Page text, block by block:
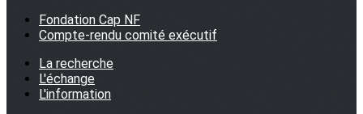
Fondation Cap NF
Compte-rendu comité exécutif
La recherche
L'échange
L'information